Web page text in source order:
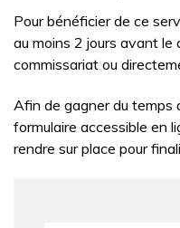
Pour bénéficier de ce
au moins 2 jours avant
commissariat ou
Afin de gagner du temps
formulaire accessible en
rendre sur place pour